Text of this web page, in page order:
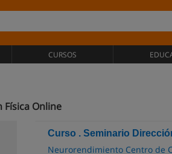
CURSOS
Física Online
Curso . Seminario
Neurorendimiento Centro de